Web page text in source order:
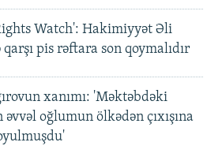
Watch': Hakimiyyət Əli
pis rəftara son qoymalıdır
xanımı: 'Məktəbdəki
əvvəl oğlumun ölkədən çıxışına